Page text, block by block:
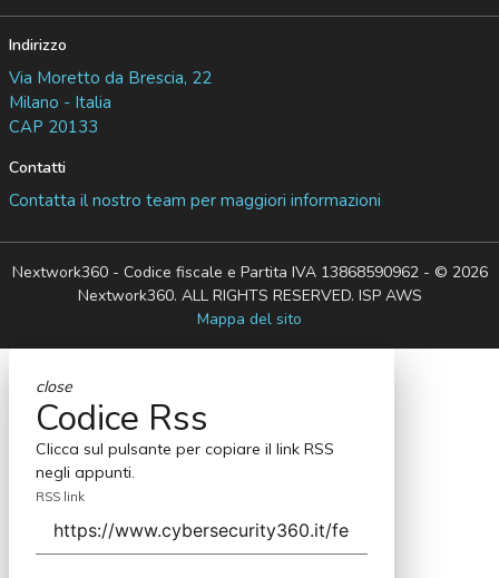
Indirizzo
Via Moretto da Brescia, 22
Milano - Italia
CAP 20133
Contatti
Contatta il nostro team per maggiori informazioni
Nextwork360 - Codice fiscale e Partita IVA 13868590962 - © 2026
Nextwork360. ALL RIGHTS RESERVED. ISP AWS
Mappa del sito
close
Codice Rss
Clicca sul pulsante per copiare il link RSS
negli appunti.
RSS link